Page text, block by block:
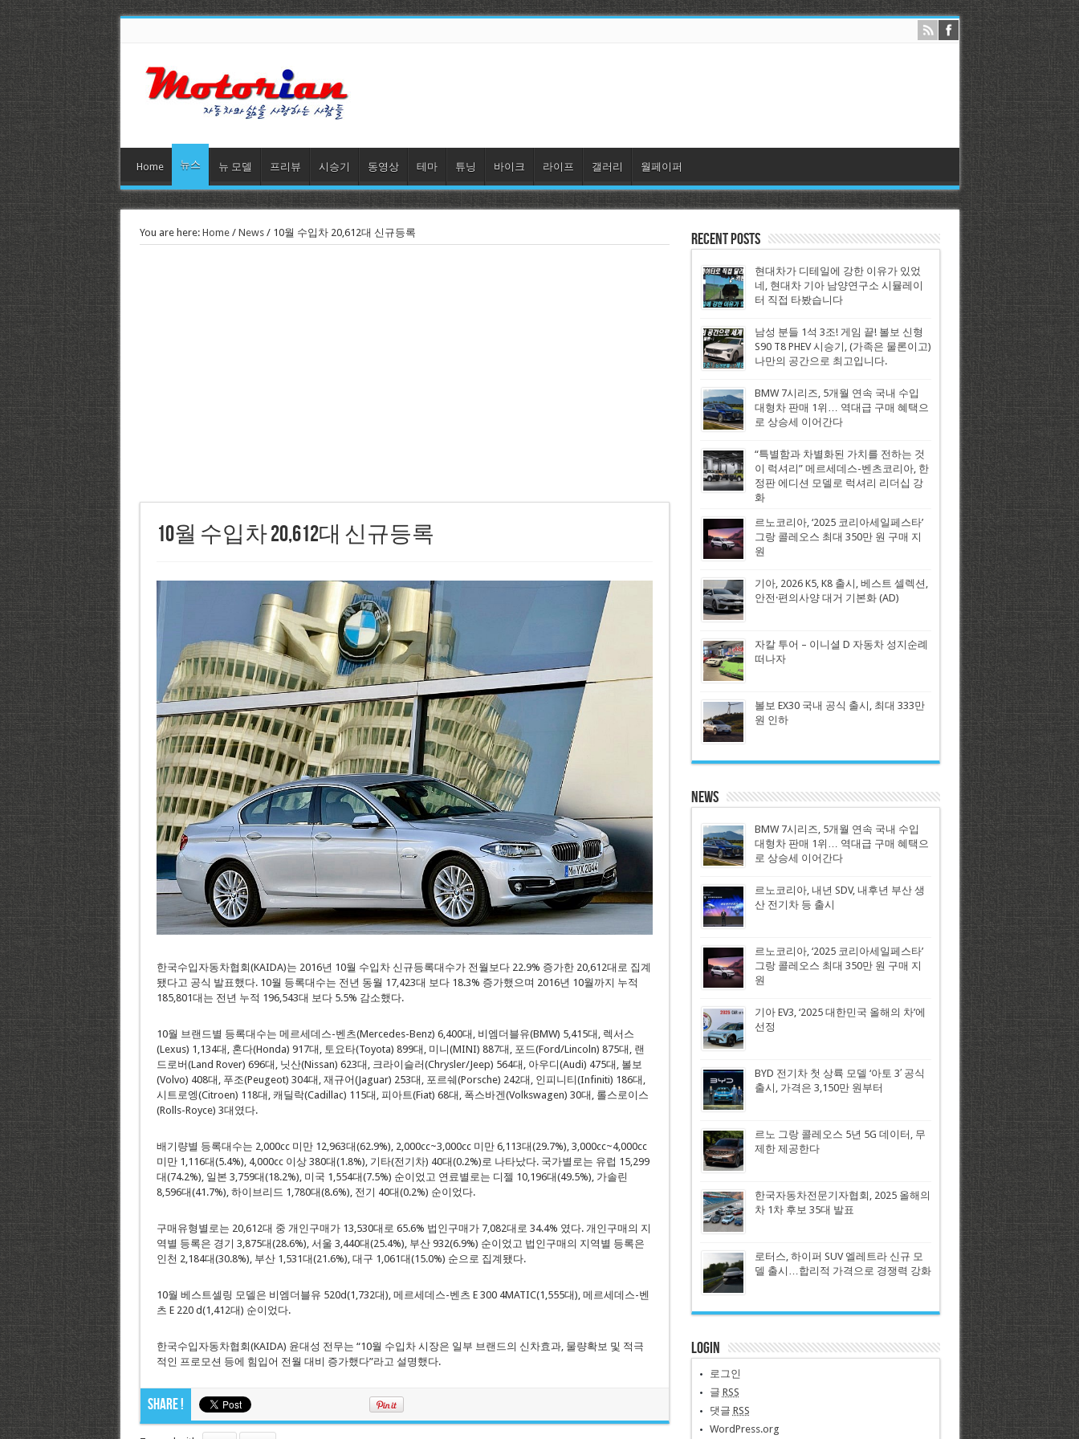
Home 뉴스 뉴 모델 프리뷰 시승기 동영상 테마 튜닝 바이크 라이프 갤러리 월페이퍼
You are here: Home/ News/ 10월 수입차 20,612대 신규등록
10월 수입차 20,612대 신규등록
한국수입자동차협회(KAIDA)는 2016년 10월 수입차 신규등록대수가 전월보다 22.9% 증가한 20,612대로 집계
됐다고 공식 발표했다. 10월 등록대수는 전년 동월 17,423대 보다 18.3% 증가했으며 2016년 10월까지 누적
185,801대는 전년 누적 196,543대 보다 5.5% 감소했다.
10월 브랜드별 등록대수는 메르세데스-벤츠(Mercedes-Benz) 6,400대, 비엠더블유(BMW) 5,415대, 렉서스
(Lexus) 1,134대, 혼다(Honda) 917대, 토요타(Toyota) 899대, 미니(MINI) 887대, 포드(Ford/Lincoln) 875대, 랜
드로버(Land Rover) 696대, 닛산(Nissan) 623대, 크라이슬러(Chrysler/Jeep) 564대, 아우디(Audi) 475대, 볼보
(Volvo) 408대, 푸조(Peugeot) 304대, 재규어(Jaguar) 253대, 포르쉐(Porsche) 242대, 인피니티(Infiniti) 186대,
시트로엥(Citroen) 118대, 캐딜락(Cadillac) 115대, 피아트(Fiat) 68대, 폭스바겐(Volkswagen) 30대, 롤스로이스
(Rolls-Royce) 3대였다.
배기량별 등록대수는 2,000cc 미만 12,963대(62.9%), 2,000cc~3,000cc 미만 6,113대(29.7%), 3,000cc~4,000cc
미만 1,116대(5.4%), 4,000cc 이상 380대(1.8%), 기타(전기차) 40대(0.2%)로 나타났다. 국가별로는 유럽 15,299
대(74.2%), 일본 3,759대(18.2%), 미국 1,554대(7.5%) 순이었고 연료별로는 디젤 10,196대(49.5%), 가솔린
8,596대(41.7%), 하이브리드 1,780대(8.6%), 전기 40대(0.2%) 순이었다.
구매유형별로는 20,612대 중 개인구매가 13,530대로 65.6% 법인구매가 7,082대로 34.4% 였다. 개인구매의 지
역별 등록은 경기 3,875대(28.6%), 서울 3,440대(25.4%), 부산 932(6.9%) 순이었고 법인구매의 지역별 등록은
인천 2,184대(30.8%), 부산 1,531대(21.6%), 대구 1,061대(15.0%) 순으로 집계됐다.
10월 베스트셀링 모델은 비엠더블유 520d(1,732대), 메르세데스-벤츠 E 300 4MATIC(1,555대), 메르세데스-벤
츠 E 220 d(1,412대) 순이었다.
한국수입자동차협회(KAIDA) 윤대성 전무는 “10월 수입차 시장은 일부 브랜드의 신차효과, 물량확보 및 적극
적인 프로모션 등에 힘입어 전월 대비 증가했다”라고 설명했다.
Share !
Recent Posts
현대차가 디테일에 강한 이유가 있었
네, 현대차 기아 남양연구소 시뮬레이
터 직접 타봤습니다
남성 분들 1석 3조! 게임 끝! 볼보 신형
S90 T8 PHEV 시승기, (가족은 물론이고)
나만의 공간으로 최고입니다.
BMW 7시리즈, 5개월 연속 국내 수입
대형차 판매 1위… 역대급 구매 혜택으
로 상승세 이어간다
“특별함과 차별화된 가치를 전하는 것
이 럭셔리” 메르세데스-벤츠코리아, 한
정판 에디션 모델로 럭셔리 리더십 강
화
르노코리아, ‘2025 코리아세일페스타’
그랑 콜레오스 최대 350만 원 구매 지
원
기아, 2026 K5, K8 출시, 베스트 셀렉션,
안전·편의사양 대거 기본화 (AD)
자칼 투어 – 이니셜 D 자동차 성지순례
떠나자
볼보 EX30 국내 공식 출시, 최대 333만
원 인하
News
BMW 7시리즈, 5개월 연속 국내 수입
대형차 판매 1위… 역대급 구매 혜택으
로 상승세 이어간다
르노코리아, 내년 SDV, 내후년 부산 생
산 전기차 등 출시
르노코리아, ‘2025 코리아세일페스타’
그랑 콜레오스 최대 350만 원 구매 지
원
기아 EV3, ‘2025 대한민국 올해의 차’에
선정
BYD 전기차 첫 상륙 모델 ‘아토 3′ 공식
출시, 가격은 3,150만 원부터
르노 그랑 콜레오스 5년 5G 데이터, 무
제한 제공한다
한국자동차전문기자협회, 2025 올해의
차 1차 후보 35대 발표
로터스, 하이퍼 SUV 엘레트라 신규 모
델 출시…합리적 가격으로 경쟁력 강화
Login
로그인
글 RSS
댓글 RSS
WordPress.org